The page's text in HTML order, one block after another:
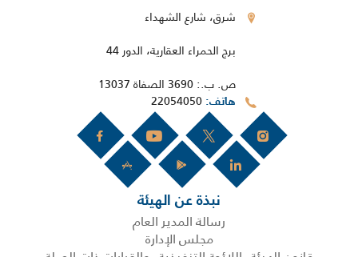
شرق، شارع الشهداء
برج الحمراء العقارية، الدور 44
ص. ب.: 3690 الصفاة 13037
هاتف
نبذة عن الهيئة
رسالة المدير العام
مجلس الإدارة